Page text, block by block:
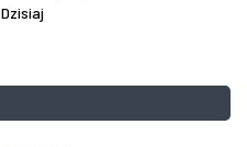
Dzisiaj